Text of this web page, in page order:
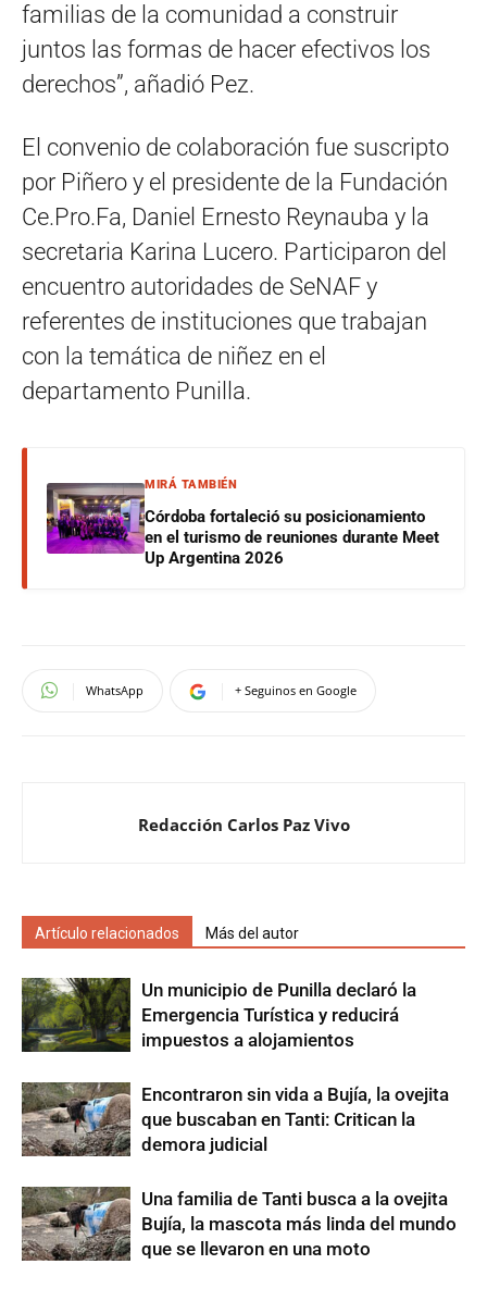
familias de la comunidad a construir
juntos las formas de hacer efectivos los
derechos”, añadió Pez.
El convenio de colaboración fue suscripto
por Piñero y el presidente de la Fundación
Ce.Pro.Fa, Daniel Ernesto Reynauba y la
secretaria Karina Lucero. Participaron del
encuentro autoridades de SeNAF y
referentes de instituciones que trabajan
con la temática de niñez en el
departamento Punilla.
MIRÁ TAMBIÉN
Córdoba fortaleció su posicionamiento
en el turismo de reuniones durante Meet
Up Argentina 2026
WhatsApp + Seguinos en Google
Redacción Carlos Paz Vivo
Artículo relacionados Más del autor
Un municipio de Punilla declaró la
Emergencia Turística y reducirá
impuestos a alojamientos
Encontraron sin vida a Bujía, la ovejita
que buscaban en Tanti: Critican la
demora judicial
Una familia de Tanti busca a la ovejita
Bujía, la mascota más linda del mundo
que se llevaron en una moto